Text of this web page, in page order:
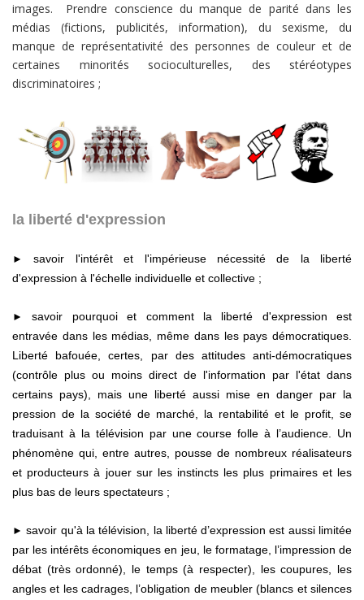
images. Prendre conscience du manque de parité dans les
médias (fictions, publicités, information), du sexisme, du
manque de représentativité des personnes de couleur et de
certaines minorités socioculturelles, des stéréotypes
discriminatoires ;
la liberté d'expression
►
savoir l'intérêt et l'impérieuse nécessité de la liberté
d'expression à l'échelle individuelle et collective ;
►
savoir pourquoi et comment la liberté d'expression est
entravée dans les médias, même dans les pays démocratiques.
Liberté bafouée, certes, par des attitudes anti-démocratiques
(contrôle plus ou moins direct de l'information par l'état dans
certains pays), mais une liberté aussi mise en danger par la
pression de la société de marché, la rentabilité et le profit, se
traduisant à la télévision par une course folle à l’audience. Un
phénomène qui, entre autres, pousse de nombreux réalisateurs
et producteurs à jouer sur les instincts les plus primaires et les
plus bas de leurs spectateurs ;
► savoir qu'à la télévision, la liberté d’expression est aussi limitée
par les intérêts économiques en jeu, le formatage, l’impression de
débat (très ordonné), le temps (à respecter), les coupures, les
angles et les cadrages, l’obligation de meubler (blancs et silences